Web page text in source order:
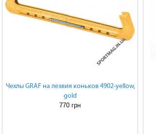
Чехлы GRAF на лезвия коньков 4902-yellow,
gold
770 грн